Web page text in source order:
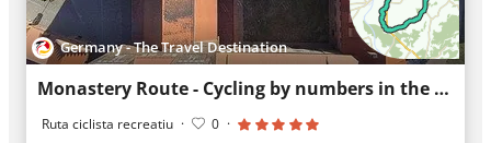
Germany - The Travel Destination
Monastery Route - Cycling by numbers in the Elbe-Havel triangle
Ruta ciclista recreatiu · 0 ·